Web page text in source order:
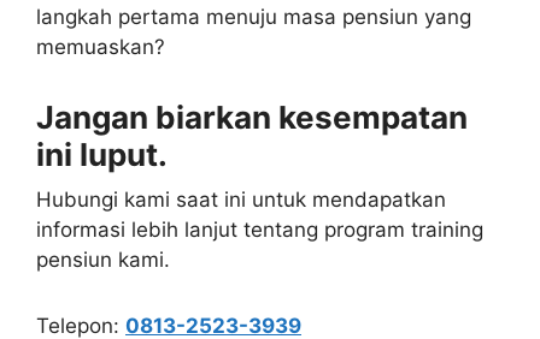
langkah pertama menuju masa pensiun yang
memuaskan?
Jangan biarkan kesempatan
ini luput.
Hubungi kami saat ini untuk mendapatkan
informasi lebih lanjut tentang program training
pensiun kami.
Telepon: 0813-2523-3939